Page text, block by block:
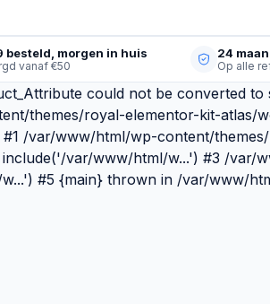
besteld, morgen in huis
vanaf €50
24
Op alle
could not be converted
themes/royal-elementor-kit-atlas/
#1 /var/www/html/wp-content/
var/www/html/w...') #3 /
#5 {main} thrown in /var/www/